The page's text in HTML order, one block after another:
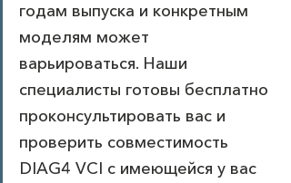
годам выпуска и конкретным
моделям может
варьироваться. Наши
специалисты готовы бесплатно
проконсультировать вас и
проверить совместимость
DIAG4 VCI с имеющейся у вас